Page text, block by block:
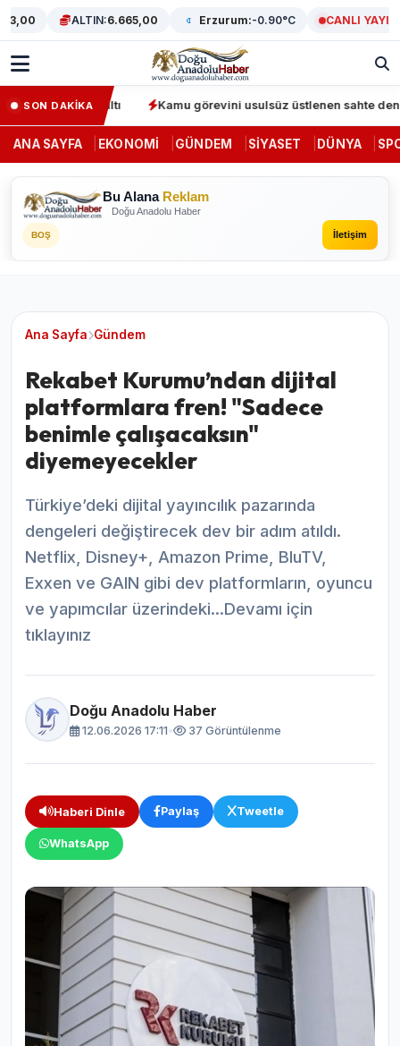
ALTIN:6.665,00 Erzurum:-0.90°C CANLI YAYIN
SON DAKİKA
64 gözaltı Kamu görevini usulsüz üstlenen sahte
ANA SAYFA EKONOMI GÜNDEM SIYASET DÜNYA
Bu Alana Reklam
Doğu Anadolu Haber
BOŞ İletişim
Ana Sayfa Gündem
Rekabet Kurumu’ndan dijital
platformlara fren! "Sadece
benimle çalışacaksın"
diyemeyecekler
Türkiye’deki dijital yayıncılık pazarında
dengeleri değiştirecek dev bir adım atıldı.
Netflix, Disney+, Amazon Prime, BluTV,
Exxen ve GAIN gibi dev platformların, oyuncu
ve yapımcılar üzerindeki...Devamı için
tıklayınız
Doğu Anadolu Haber
12.06.2026 17:11• 37 Görüntülenme
Haberi Dinle Paylaş Tweetle
WhatsApp